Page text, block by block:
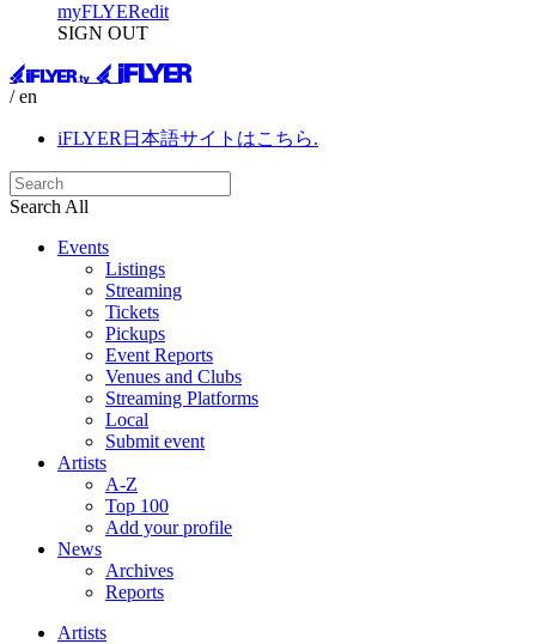
myFLYERedit
SIGN OUT
/ en
iFLYER日本語サイトはこちら.
Search All
Events
Listings
Streaming
Tickets
Pickups
Event Reports
Venues and Clubs
Streaming Platforms
Local
Submit event
Artists
A-Z
Top 100
Add your profile
News
Archives
Reports
Artists